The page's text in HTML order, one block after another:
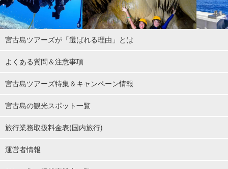
宮古島ツアーズが「選ばれる理由」とは
よくある質問＆注意事項
宮古島ツアーズ特集＆キャンペーン情報
宮古島の観光スポット一覧
旅行業務取扱料金表(国内旅行)
運営者情報